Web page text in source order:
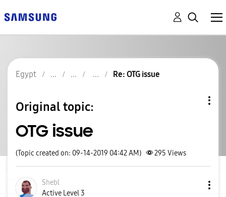
Egypt Re: OTG issue
Original topic:
OTG issue
(Topic created on: 09-14-2019 04:42 AM) 295 Views
Shebl
Active Level 3